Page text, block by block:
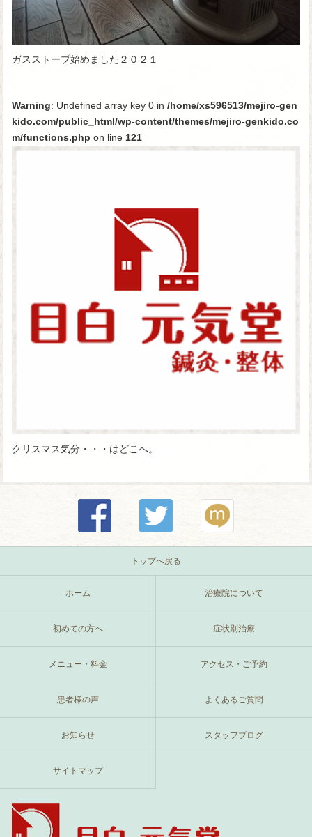
ガスストーブ始めました２０２１
Warning: Undefined array key 0 in /home/xs596513/mejiro-gen
kido.com/public_html/wp-content/themes/mejiro-genkido.co
m/functions.php on line 121
クリスマス気分・・・はどこへ。
トップへ戻る
ホーム 治療院について
初めての方へ 症状別治療
メニュー・料金 アクセス・ご予約
患者様の声 よくあるご質問
お知らせ スタッフブログ
サイトマップ